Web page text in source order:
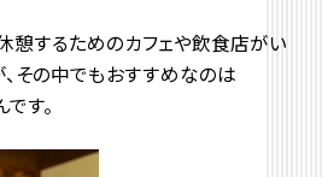
憩するためのカフェや飲食店がい
その中でもおすすめなのは
です。